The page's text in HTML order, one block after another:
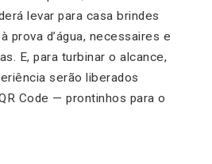
levar para casa brindes
prova d’água, necessaires e
E, para turbinar o alcance,
serão liberados
Code — prontinhos para o